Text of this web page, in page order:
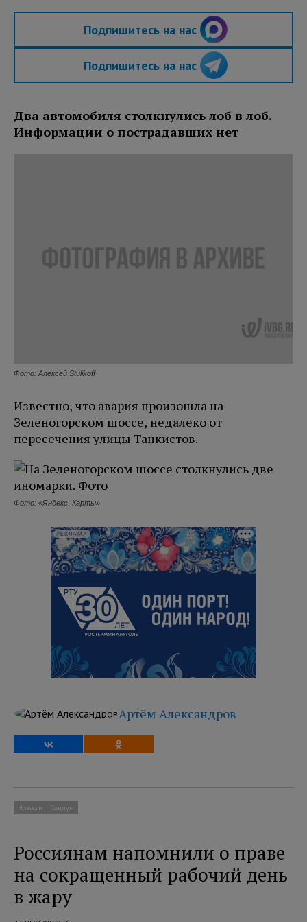
Подпишитесь на нас
Подпишитесь на нас
Два автомобиля столкнулись лоб в лоб.
Информации о пострадавших нет
Фото: Алексей Stulikoff
Известно, что авария произошла на
Зеленогорском шоссе, недалеко от
пересечения улицы Танкистов.
Фото: «Яндекс. Карты»
РЕКЛАМА
Артём Александров
Новости Социум
Россиянам напомнили о праве
на сокращенный рабочий день
в жару